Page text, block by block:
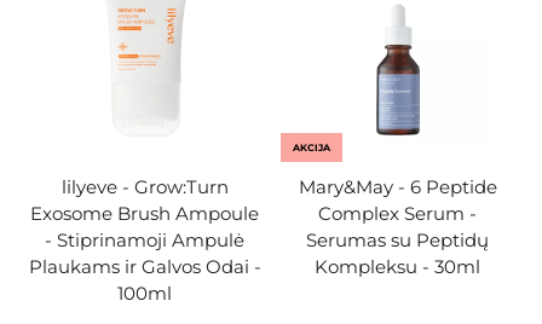
lilyeve - Grow:Turn
Exosome Brush Ampoule
- Stiprinamoji Ampulė
Plaukams ir Galvos Odai -
100ml
AKCIJA
Mary&May - 6 Peptide
Complex Serum -
Serumas su Peptidų
Kompleksu - 30ml